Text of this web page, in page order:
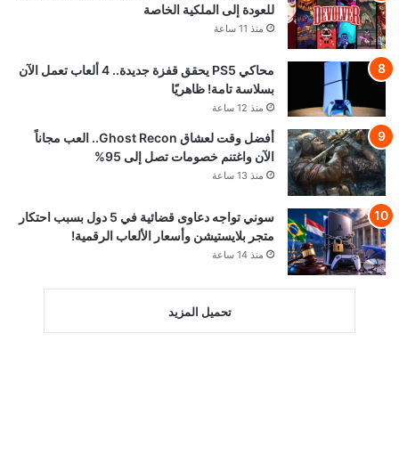
للعودة إلى الملكية الخاصة
منذ 11 ساعة
محاكي PS5 يحقق قفزة جديدة.. 4 ألعاب تعمل الآن
بسلاسة تامة! ظاهريًا
منذ 12 ساعة
أفضل وقت لعشاق Ghost Recon.. العب مجاناً
الآن واغتنم خصومات تصل إلى 95%
منذ 13 ساعة
سوني تواجه دعاوى قضائية في 5 دول بسبب احتكار
متجر بلايستيشن وأسعار الألعاب الرقمية!
منذ 14 ساعة
تحميل المزيد